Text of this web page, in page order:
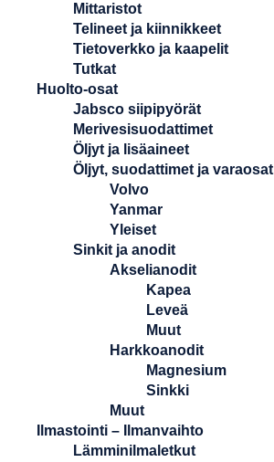
Mittaristot
Telineet ja kiinnikkeet
Tietoverkko ja kaapelit
Tutkat
Huolto-osat
Jabsco siipipyörät
Merivesisuodattimet
Öljyt ja lisäaineet
Öljyt, suodattimet ja varaosat
Volvo
Yanmar
Yleiset
Sinkit ja anodit
Akselianodit
Kapea
Leveä
Muut
Harkkoanodit
Magnesium
Sinkki
Muut
Ilmastointi – Ilmanvaihto
Lämminilmaletkut